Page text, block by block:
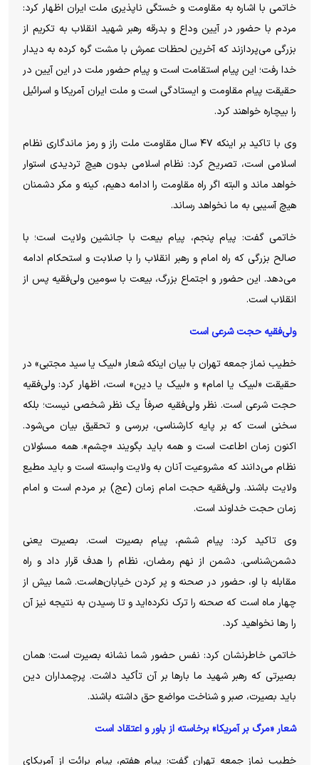
خاتمی با اشاره به مقاومت و خستگی ناپذیری ملت ایران اظهار کرد:
مردم با حضور در آیین وداع و بدرقه رهبر شهید انقلاب به تکریم از
بزرگی می‌پردازند که آخرین لحظات عمرش با مشت گره کرده به دیدار
خدا رفت؛ این پیام استقامت است و پیام حضور ملت در این آیین در
حقیقت پیام مقاومت و ایستادگی است و ملت ایران آمریکا و اسرائیل
را بیچاره خواهند کرد.
وی با تاکید بر اینکه ۴۷ سال مقاومت ملت راز و رمز ماندگاری نظام
اسلامی است، تصریح کرد: نظام اسلامی بدون هیچ تردیدی استوار
خواهد ماند و البته اگر راه مقاومت را ادامه دهیم، کینه و مکر دشمنان
هیچ آسیبی به ما نخواهد رساند.
خاتمی گفت: پیام پنجم، پیام بیعت با جانشین ولایت است؛ با
صالح بزرگی که راه امام و رهبر انقلاب را با صلابت و استحکام ادامه
می‌دهد. این حضور و اجتماع بزرگ، بیعت با سومین ولی‌فقیه پس از
انقلاب است.
ولی‌فقیه حجت شرعی است
خطیب نماز جمعه تهران با بیان اینکه شعار «لبیک یا سید مجتبی» در
حقیقت «لبیک یا امام» و «لبیک یا دین» است، اظهار کرد: ولی‌فقیه
حجت شرعی است. نظر ولی‌فقیه صرفاً یک نظر شخصی نیست؛ بلکه
سخنی است که بر پایه کارشناسی، بررسی و تحقیق بیان می‌شود.
اکنون زمان اطاعت است و همه باید بگویند «چشم». همه مسئولان
نظام می‌دانند که مشروعیت آنان به ولایت وابسته است و باید مطیع
ولایت باشند. ولی‌فقیه حجت امام زمان (عج) بر مردم است و امام
زمان حجت خداوند است.
وی تاکید کرد: پیام ششم، پیام بصیرت است. بصیرت یعنی
دشمن‌شناسی. دشمن از نهم رمضان، نظام را هدف قرار داد و راه
مقابله با او، حضور در صحنه و پر کردن خیابان‌هاست. شما بیش از
چهار ماه است که صحنه را ترک نکرده‌اید و تا رسیدن به نتیجه نیز آن
را رها نخواهید کرد.
خاتمی خاطرنشان کرد: نفس حضور شما نشانه بصیرت است؛ همان
بصیرتی که رهبر شهید ما بار‌ها بر آن تأکید داشت. پرچمداران دین
باید بصیرت، صبر و شناخت مواضع حق داشته باشند.
شعار «مرگ بر آمریکا» برخاسته از باور و اعتقاد است
خطیب نماز جمعه تهران گفت: پیام هفتم، پیام برائت از آمریکای